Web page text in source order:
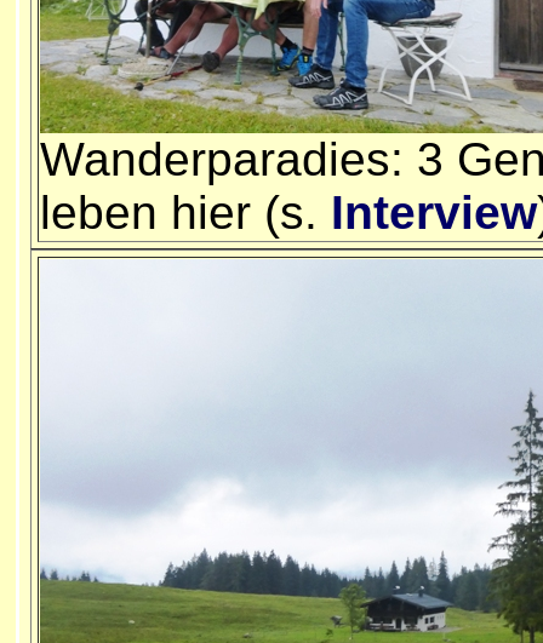
Wanderparadies: 3
leben hier (s. Interview